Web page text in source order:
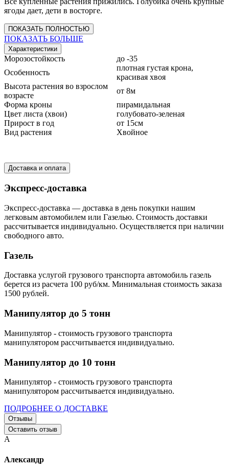
ягоды дает, дети в восторге.
ПОКАЗАТЬ ПОЛНОСТЬЮ
ПОКАЗАТЬ БОЛЬШЕ
Характеристики
Морозостойкость
до -35
Особенность
плотная густая крона,
красивая хвоя
Высота растения во взрослом
возрасте
от 8м
Форма кроны
пирамидальная
Цвет листа (хвои)
голубовато-зеленая
Прирост в год
от 15см
Вид растения
Хвойное
Доставка и оплата
Экспресс-доставка
Экспресс-доставка — доставка в день покупки нашим
легковым автомобилем или Газелью. Стоимость доставки
рассчитывается индивидуально. Осуществляется при наличии
свободного авто.
Газель
Доставка услугой грузового транспорта автомобиль газель
берется из расчета 100 руб/км. Минимальная стоимость заказа
1500 рублей.
Манипулятор до 5 тонн
Манипулятор - стоимость грузового транспорта
манипулятором рассчитывается индивидуально.
Манипулятор до 10 тонн
Манипулятор - стоимость грузового транспорта
манипулятором рассчитывается индивидуально.
ПОДРОБНЕЕ О ДОСТАВКЕ
Отзывы
Оставить отзыв
А
Александр